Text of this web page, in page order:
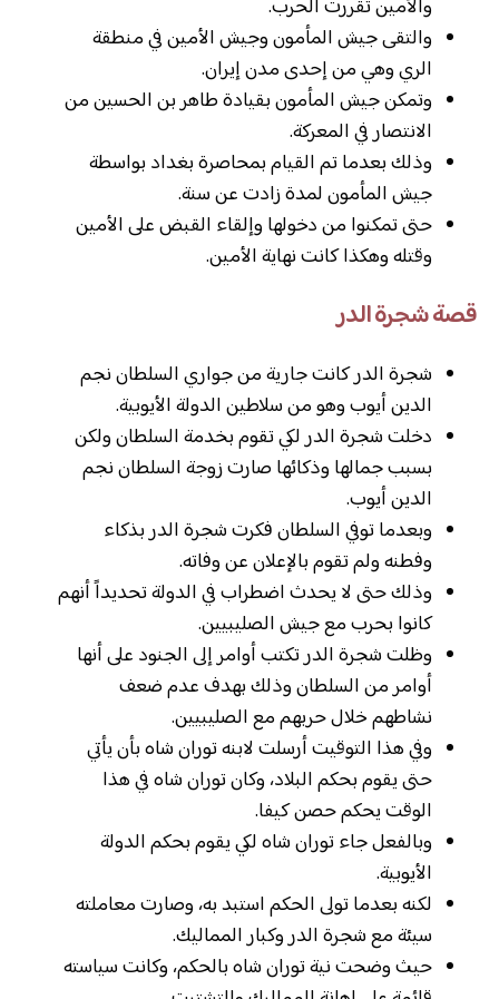
والأمين تقررت الحرب.
والتقى جيش المأمون وجيش الأمين في منطقة
الري وهي من إحدى مدن إيران.
وتمكن جيش المأمون بقيادة طاهر بن الحسين من
الانتصار في المعركة.
وذلك بعدما تم القيام بمحاصرة بغداد بواسطة
جيش المأمون لمدة زادت عن سنة.
حتى تمكنوا من دخولها وإلقاء القبض على الأمين
وقتله وهكذا كانت نهاية الأمين.
قصة شجرة الدر
شجرة الدر كانت جارية من جواري السلطان نجم
الدين أيوب وهو من سلاطين الدولة الأيوبية.
دخلت شجرة الدر لكي تقوم بخدمة السلطان ولكن
بسبب جمالها وذكائها صارت زوجة السلطان نجم
الدين أيوب.
وبعدما توفي السلطان فكرت شجرة الدر بذكاء
وفطنه ولم تقوم بالإعلان عن وفاته.
وذلك حتى لا يحدث اضطراب في الدولة تحديداً أنهم
كانوا بحرب مع جيش الصليبيين.
وظلت شجرة الدر تكتب أوامر إلى الجنود على أنها
أوامر من السلطان وذلك بهدف عدم ضعف
نشاطهم خلال حربهم مع الصليبيين.
وفي هذا التوقيت أرسلت لابنه توران شاه بأن يأتي
حتى يقوم بحكم البلاد، وكان توران شاه في هذا
الوقت يحكم حصن كيفا.
وبالفعل جاء توران شاه لكي يقوم بحكم الدولة
الأيوبية.
لكنه بعدما تولى الحكم استبد به، وصارت معاملته
سيئة مع شجرة الدر وكبار المماليك.
حيث وضحت نية توران شاه بالحكم، وكانت سياسته